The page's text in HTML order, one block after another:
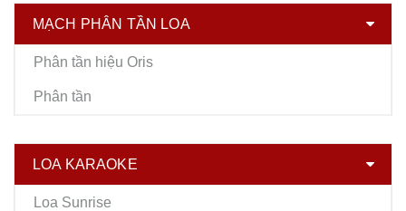
MẠCH PHÂN TẦN LOA
Phân tần hiệu Oris
Phân tần
LOA KARAOKE
Loa Sunrise